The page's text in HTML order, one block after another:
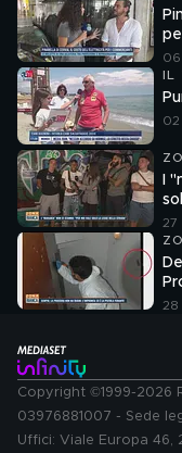
06
IL
I
27
28
Copyright ©1999-2026
03976881007 - Sede
Uffici: Viale Europa 46,